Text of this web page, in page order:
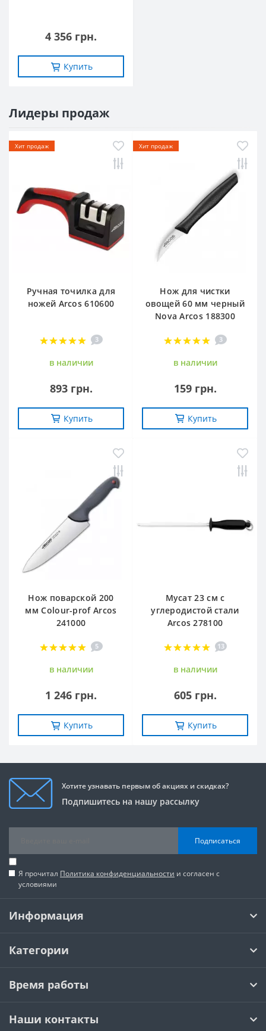
4 356 грн.
Купить
Лидеры продаж
Хит продаж
Ручная точилка для
ножей Arcos 610600
3
в наличии
893 грн.
Купить
Хит продаж
Нож для чистки
овощей 60 мм черный
Nova Arcos 188300
3
в наличии
159 грн.
Купить
Нож поварской 200
мм Сolour-prof Arcos
241000
5
в наличии
1 246 грн.
Купить
Мусат 23 см с
углеродистой стали
Arcos 278100
13
в наличии
605 грн.
Купить
Хотите узнавать первым об акциях и скидках?
Подпишитесь на нашу рассылку
Подписаться
Я прочитал Политика конфиденциальности и согласен с
условиями
Информация
Категории
Время работы
Наши контакты